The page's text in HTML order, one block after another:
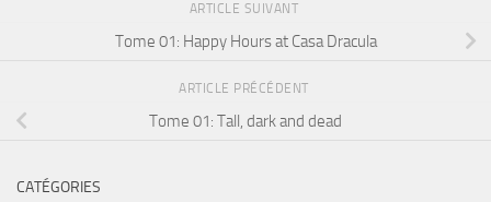
ARTICLE SUIVANT
Tome 01: Happy Hours at Casa Dracula
ARTICLE PRÉCÉDENT
Tome 01: Tall, dark and dead
CATÉGORIES